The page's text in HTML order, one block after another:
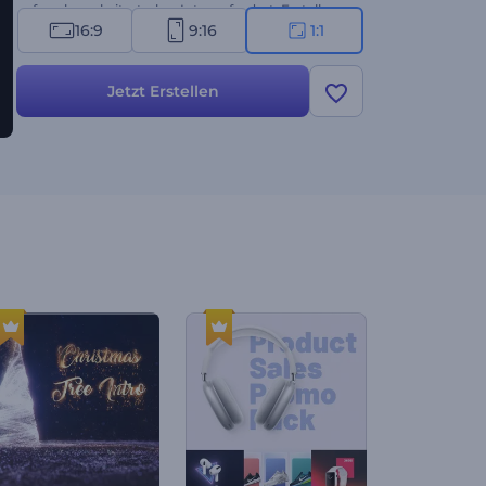
aufmerksamkeitsstarkes Intro erfordert. Erstellen
Sie jetzt und heben Sie Ihr Logo mit einem Intro
hervor, das vor Kreativität und Einzigartigkeit nur
so sprüht!
16:9 9:16 1:1
Jetzt Erstellen